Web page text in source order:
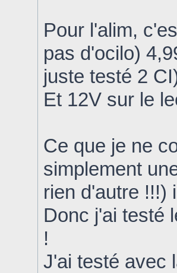
Pour l'alim,
pas d'ocilo)
juste testé 2
Et 12V sur le
Ce que je ne
simplement
rien d'autre !!!)
Donc j'ai testé
!
J'ai testé avec